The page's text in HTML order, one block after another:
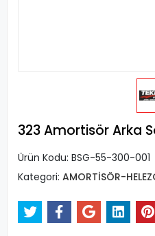
323 Amortisör Arka
Ürün Kodu: BSG-55-300-001
Kategori: AMORTİSÖR-